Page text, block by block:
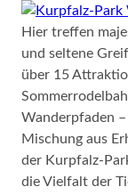
Hier treffen
und seltene
über 15
Wanderpfaden
Mischung aus
der Kurpfalz-
die Vielfalt der